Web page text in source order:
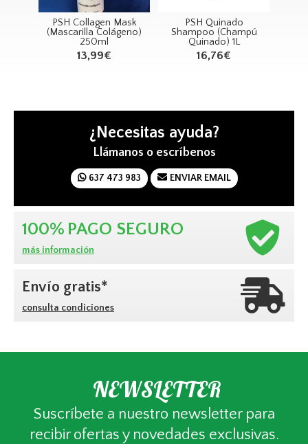
PSH Quinado
Shampoo (Champú
Quinado) 1L
16,76€
PSH Volume Mousse
Xpand (Espuma
Volumen) 300ml
16,75€
¿Necesitas ayuda?
Llámanos o escríbenos
637 473 983 ENVIAR EMAIL
100% PAGO SEGURO
más información
Envío gratis*
consulta condiciones
NEWSLETTER
Suscríbete a nuestro newsletter para
recibir ofertas y novedades exclusivas.